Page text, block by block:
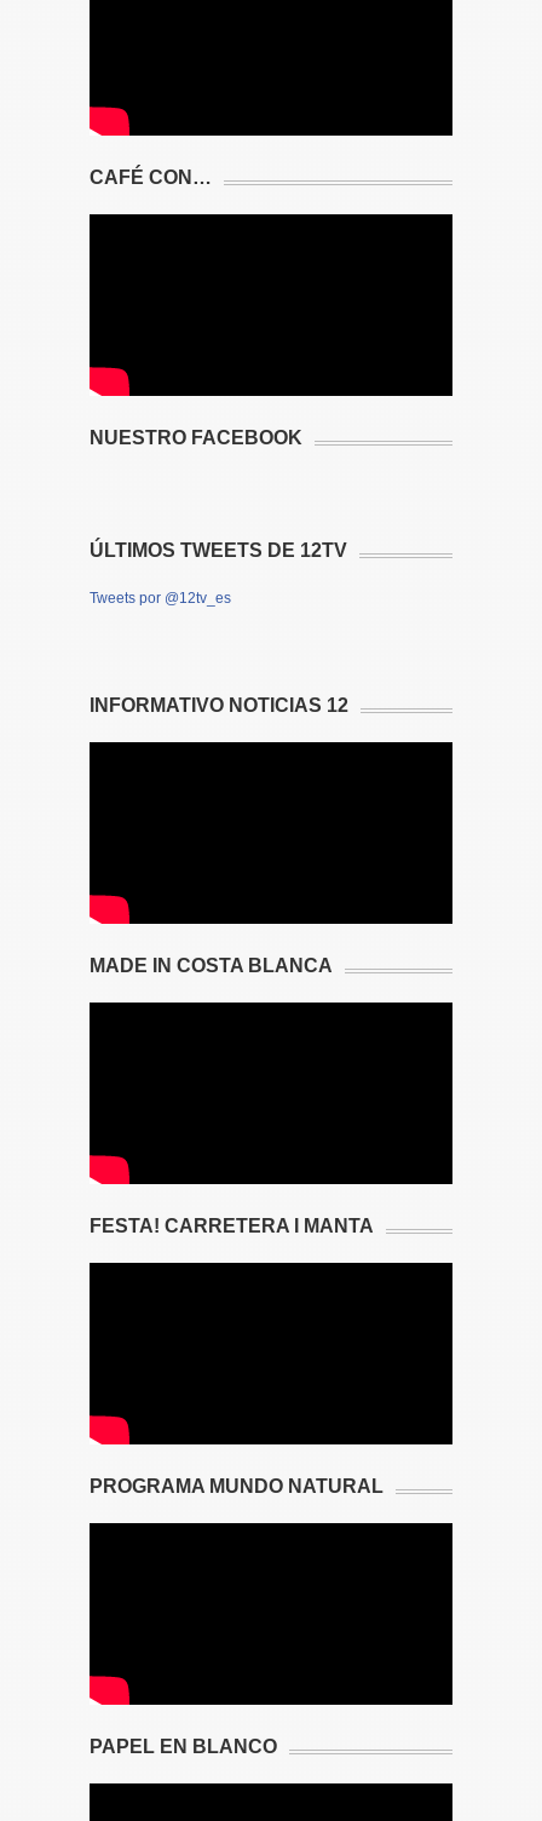
CAFÉ CON…
NUESTRO FACEBOOK
ÚLTIMOS TWEETS DE 12TV
Tweets por @12tv_es
INFORMATIVO NOTICIAS 12
MADE IN COSTA BLANCA
FESTA! CARRETERA I MANTA
PROGRAMA MUNDO NATURAL
PAPEL EN BLANCO